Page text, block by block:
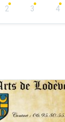
2 3 4